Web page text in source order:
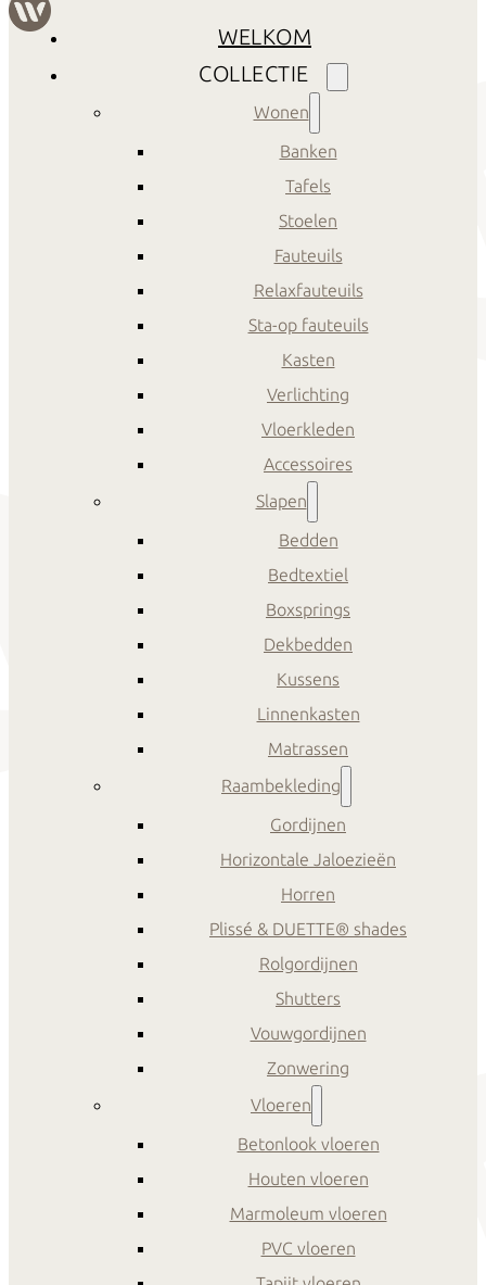
WELKOM
COLLECTIE
Wonen
Banken
Tafels
Stoelen
Fauteuils
Relaxfauteuils
Sta-op fauteuils
Kasten
Verlichting
Vloerkleden
Accessoires
Slapen
Bedden
Bedtextiel
Boxsprings
Dekbedden
Kussens
Linnenkasten
Matrassen
Raambekleding
Gordijnen
Horizontale Jaloezieën
Horren
Plissé & DUETTE® shades
Rolgordijnen
Shutters
Vouwgordijnen
Zonwering
Vloeren
Betonlook vloeren
Houten vloeren
Marmoleum vloeren
PVC vloeren